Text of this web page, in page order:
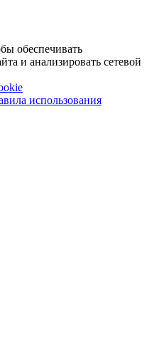
обеспечивать
и анализировать сетевой
использования